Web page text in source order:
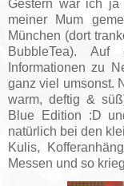
Gestern war ich
meiner Mum
München (dort
BubbleTea).
Informationen zu
ganz viel umsonst.
warm, deftig &
Blue Edition :D
natürlich bei den
Kulis,
Messen und so